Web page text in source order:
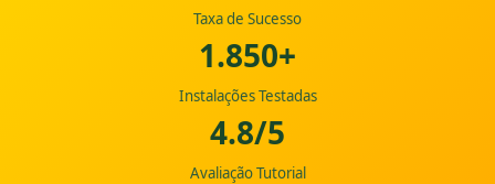
Taxa de Sucesso
1.850+
Instalações Testadas
4.8/5
Avaliação Tutorial